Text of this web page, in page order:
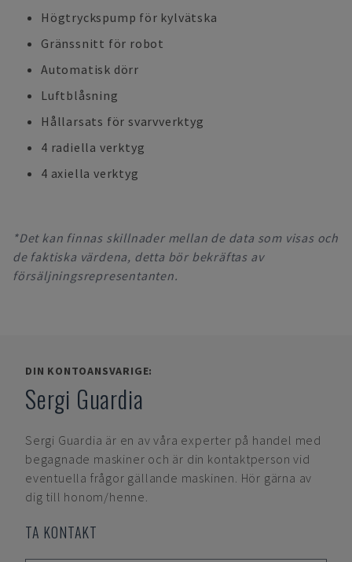
Högtryckspump för kylvätska
Gränssnitt för robot
Automatisk dörr
Luftblåsning
Hållarsats för svarvverktyg
4 radiella verktyg
4 axiella verktyg
*Det kan finnas skillnader mellan de data som visas och
de faktiska värdena, detta bör bekräftas av
försäljningsrepresentanten.
DIN KONTOANSVARIGE:
Sergi Guardia
Sergi Guardia är en av våra experter på handel med
begagnade maskiner och är din kontaktperson vid
eventuella frågor gällande maskinen. Hör gärna av
dig till honom/henne.
TA KONTAKT